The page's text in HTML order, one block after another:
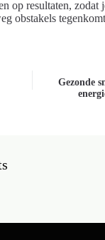
op resultaten, zodat
obstakels
Gezonde